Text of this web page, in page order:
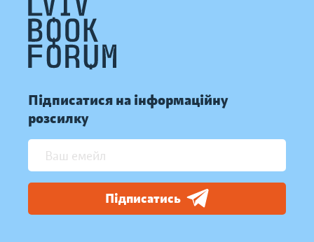
Підписатися на інформаційну
розсилку
Підписатись